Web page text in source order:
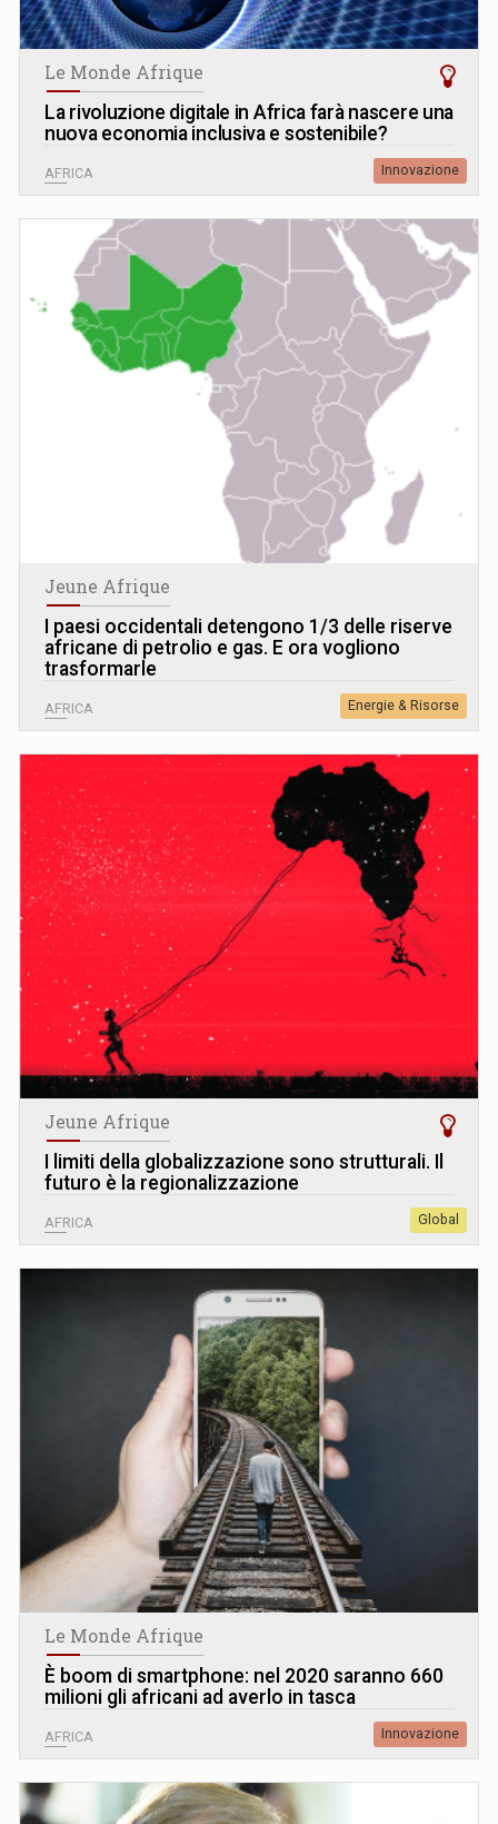
Le Monde Afrique
La rivoluzione digitale in Africa farà nascere una
nuova economia inclusiva e sostenibile?
AFRICA Innovazione
Jeune Afrique
I paesi occidentali detengono 1/3 delle riserve
africane di petrolio e gas. E ora vogliono
trasformarle
AFRICA Energie & Risorse
Jeune Afrique
I limiti della globalizzazione sono strutturali. Il
futuro è la regionalizzazione
AFRICA Global
Le Monde Afrique
È boom di smartphone: nel 2020 saranno 660
milioni gli africani ad averlo in tasca
AFRICA Innovazione